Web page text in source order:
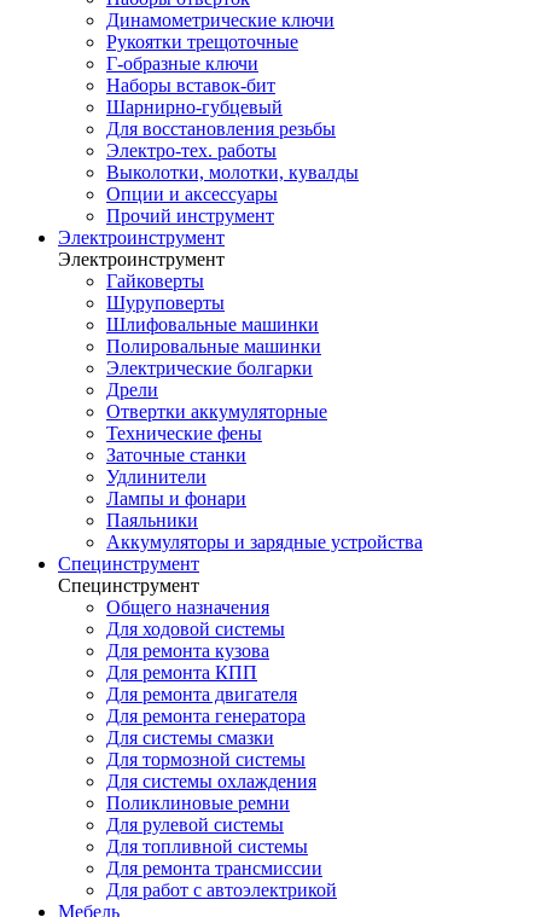
Динамометрические ключи
Рукоятки трещоточные
Г-образные ключи
Наборы вставок-бит
Шарнирно-губцевый
Для восстановления резьбы
Электро-тех. работы
Выколотки, молотки, кувалды
Опции и аксессуары
Прочий инструмент
Электроинструмент
Электроинструмент
Гайковерты
Шуруповерты
Шлифовальные машинки
Полировальные машинки
Электрические болгарки
Дрели
Отвертки аккумуляторные
Технические фены
Заточные станки
Удлинители
Лампы и фонари
Паяльники
Аккумуляторы и зарядные устройства
Специнструмент
Специнструмент
Общего назначения
Для ходовой системы
Для ремонта кузова
Для ремонта КПП
Для ремонта двигателя
Для ремонта генератора
Для системы смазки
Для тормозной системы
Для системы охлаждения
Поликлиновые ремни
Для рулевой системы
Для топливной системы
Для ремонта трансмиссии
Для работ с автоэлектрикой
Мебель